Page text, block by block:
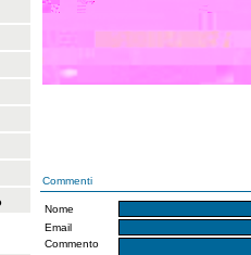
Commenti
Nome
Email
Commento